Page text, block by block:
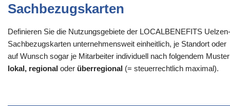
Sachbezugskarten
Definieren Sie die Nutzungsgebiete der LOCALBENEFITS Uelzen-
Sachbezugskarten unternehmensweit einheitlich, je Standort oder
auf Wunsch sogar je Mitarbeiter individuell nach folgendem
lokal, regional oder überregional (= steuerrechtlich maximal).